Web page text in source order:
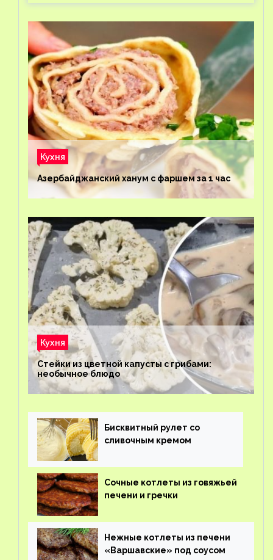
Кухня
Азербайджанский ханум с фаршем за 1 час
Кухня
Стейки из цветной капусты с грибами:
необычное блюдо
Бисквитный рулет со
сливочным кремом
Сочные котлеты из говяжьей
печени и гречки
Нежные котлеты из печени
«Варшавские» под соусом